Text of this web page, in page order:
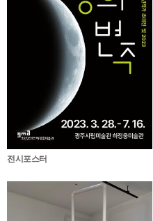
전시포스터